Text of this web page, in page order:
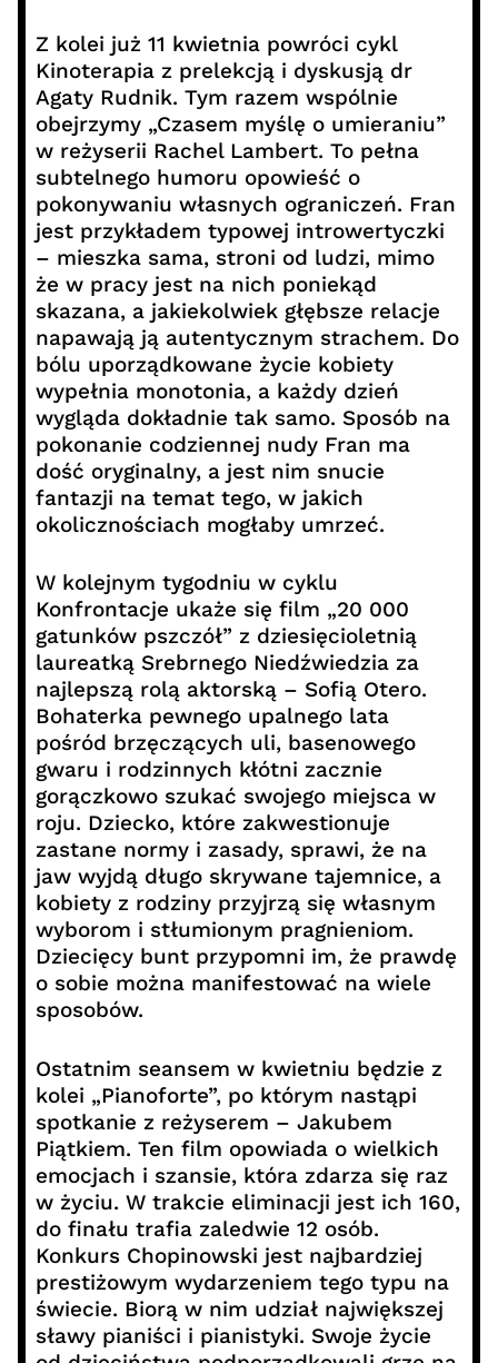
Z kolei już 11 kwietnia powróci cykl
Kinoterapia z prelekcją i dyskusją dr
Agaty Rudnik. Tym razem wspólnie
obejrzymy „Czasem myślę o umieraniu”
w reżyserii Rachel Lambert. To pełna
subtelnego humoru opowieść o
pokonywaniu własnych ograniczeń. Fran
jest przykładem typowej introwertyczki
– mieszka sama, stroni od ludzi, mimo
że w pracy jest na nich poniekąd
skazana, a jakiekolwiek głębsze relacje
napawają ją autentycznym strachem. Do
bólu uporządkowane życie kobiety
wypełnia monotonia, a każdy dzień
wygląda dokładnie tak samo. Sposób na
pokonanie codziennej nudy Fran ma
dość oryginalny, a jest nim snucie
fantazji na temat tego, w jakich
okolicznościach mogłaby umrzeć.
W kolejnym tygodniu w cyklu
Konfrontacje ukaże się film „20 000
gatunków pszczół” z dziesięcioletnią
laureatką Srebrnego Niedźwiedzia za
najlepszą rolą aktorską – Sofią Otero.
Bohaterka pewnego upalnego lata
pośród brzęczących uli, basenowego
gwaru i rodzinnych kłótni zacznie
gorączkowo szukać swojego miejsca w
roju. Dziecko, które zakwestionuje
zastane normy i zasady, sprawi, że na
jaw wyjdą długo skrywane tajemnice, a
kobiety z rodziny przyjrzą się własnym
wyborom i stłumionym pragnieniom.
Dziecięcy bunt przypomni im, że prawdę
o sobie można manifestować na wiele
sposobów.
Ostatnim seansem w kwietniu będzie z
kolei „Pianoforte”, po którym nastąpi
spotkanie z reżyserem – Jakubem
Piątkiem. Ten film opowiada o wielkich
emocjach i szansie, która zdarza się raz
w życiu. W trakcie eliminacji jest ich 160,
do finału trafia zaledwie 12 osób.
Konkurs Chopinowski jest najbardziej
prestiżowym wydarzeniem tego typu na
świecie. Biorą w nim udział największej
sławy pianiści i pianistyki. Swoje życie